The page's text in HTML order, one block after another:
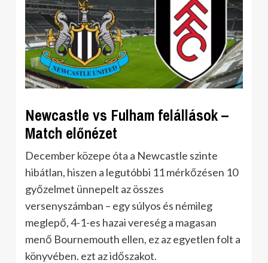
Newcastle vs Fulham felállások –
Match előnézet
December közepe óta a Newcastle szinte
hibátlan, hiszen a legutóbbi 11 mérkőzésen 10
győzelmet ünnepelt az összes
versenyszámban – egy súlyos és némileg
meglepő, 4-1-es hazai vereség a magasan
menő Bournemouth ellen, ez az egyetlen folt a
könyvében. ezt az időszakot.